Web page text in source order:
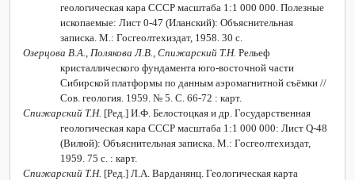
геологическая кара СССР масштаба 1:1 000 000. Полезные
ископаемые: Лист 0-47 (Иланский): Объяснительная
записка. М.: Госгеолтехиздат, 1958. 30 с.
Озерцова В.А., Полякова Л.В., Спижарский Т.Н. Рельеф
кристаллического фундамента юго-восточной части
Сибирской платформы по данным аэромагнитной съёмки //
Сов. геология. 1959. № 5. С. 66-72 : карт.
Спижарский Т.Н. [Ред.] И.Ф. Белостоцкая и др. Государственная
геологическая кара СССР масштаба 1:1 000 000: ЛистQ-48
(Вилюй): Объяснительная записка. М.: Госгеолтехиздат,
1959. 75 с. : карт.
Спижарский Т.Н. [Ред.] Л.А. Варданянц. Геологическая карта